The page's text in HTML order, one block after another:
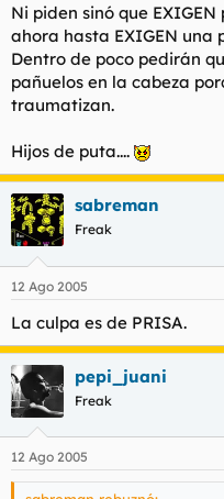
Ni piden sinó que
ahora hasta EXIGEN una
Dentro de poco pedirán
pañuelos en la cabeza
traumatizan.
Hijos de puta....
sabreman
Freak
12 Ago 2005
La culpa es de PRISA.
pepi_juani
Freak
12 Ago 2005